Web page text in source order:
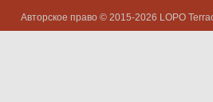
Авторское право © 2015-2026 LOPO